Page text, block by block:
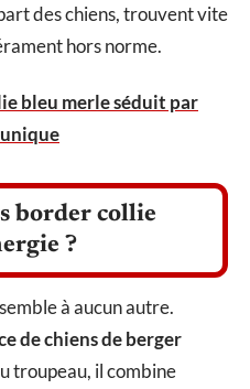
des chiens, trouvent vite
hors norme.
bleu merle séduit par
border collie
?
à aucun autre.
de chiens de berger
troupeau, il combine